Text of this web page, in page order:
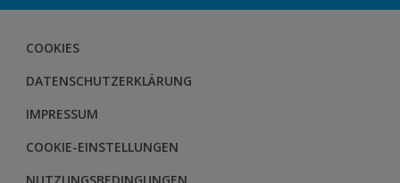
BODENSYSTEM
FARBBERATUNG
HERBOL NACHRICHTEN
HERBOL WERBEMITTELSHOP
SCHULUNGEN
COOKIES
DATENSCHUTZERKLÄRUNG
IMPRESSUM
COOKIE-EINSTELLUNGEN